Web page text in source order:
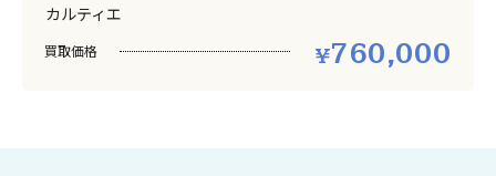
カルティエ
買取価格 760,000